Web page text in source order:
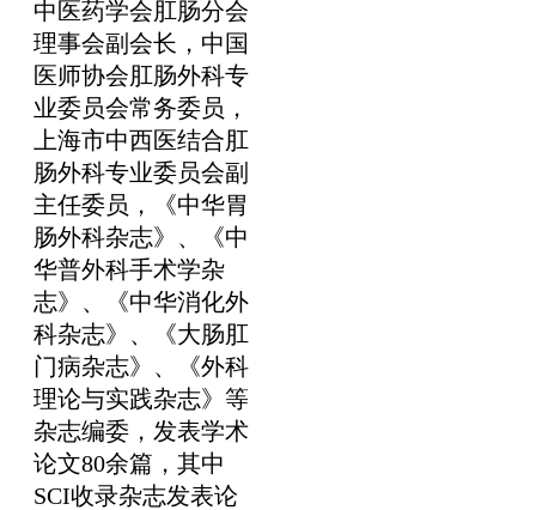
中医药学会肛肠分会
理事会副会长，中国
医师协会肛肠外科专
业委员会常务委员，
上海市中西医结合肛
肠外科专业委员会副
主任委员，《中华胃
肠外科杂志》、《中
华普外科手术学杂
志》、《中华消化外
科杂志》、《大肠肛
门病杂志》、《外科
理论与实践杂志》等
杂志编委，发表学术
论文80余篇，其中
SCI收录杂志发表论